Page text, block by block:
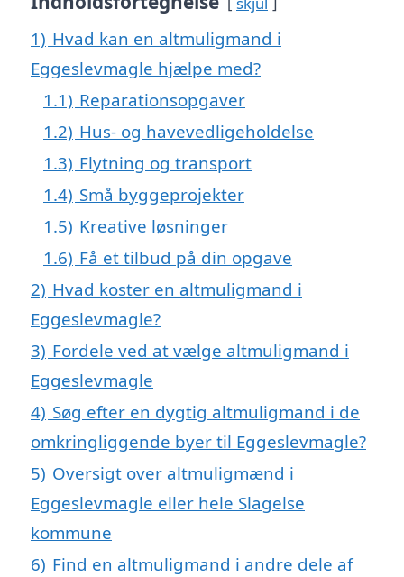
1) Hvad kan en altmuligmand i
Eggeslevmagle hjælpe med?
1.1) Reparationsopgaver
1.2) Hus- og havevedligeholdelse
1.3) Flytning og transport
1.4) Små byggeprojekter
1.5) Kreative løsninger
1.6) Få et tilbud på din opgave
2) Hvad koster en altmuligmand i
Eggeslevmagle?
3) Fordele ved at vælge altmuligmand i
Eggeslevmagle
4) Søg efter en dygtig altmuligmand i de
omkringliggende byer til Eggeslevmagle?
5) Oversigt over altmuligmænd i
Eggeslevmagle eller hele Slagelse
kommune
6) Find en altmuligmand i andre dele af